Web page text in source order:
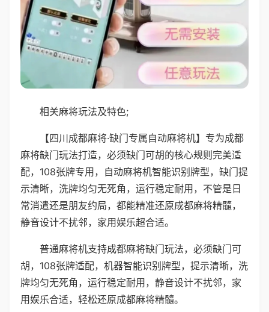
相关麻将玩法及特色;
【四川成都麻将·缺门专属自动麻将机】专为成都
麻将缺门玩法打造，必须缺门可胡的核心规则完美适
配，108张牌专用，自动麻将机智能识别牌型，缺门提
示清晰，洗牌均匀无死角，运行稳定耐用，不管是日
常消遣还是朋友约局，都能精准还原成都麻将精髓，
静音设计不扰邻，家用娱乐超合适。
普通麻将机支持成都麻将缺门玩法，必须缺门可
胡，108张牌适配，机器智能识别牌型，提示清晰，洗
牌均匀无死角，运行稳定耐用，静音设计不扰邻，家
用娱乐合适，轻松还原成都麻将精髓。